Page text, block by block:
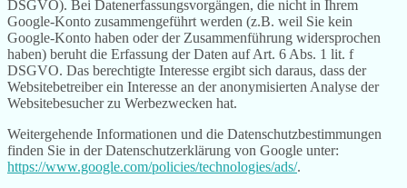
DSGVO). Bei Datenerfassungsvorgängen, die nicht in Ihrem
Google-Konto zusammengeführt werden (z.B. weil Sie kein
Google-Konto haben oder der Zusammenführung widersprochen
haben) beruht die Erfassung der Daten auf Art. 6 Abs. 1 lit. f
DSGVO. Das berechtigte Interesse ergibt sich daraus, dass der
Websitebetreiber ein Interesse an der anonymisierten Analyse der
Websitebesucher zu Werbezwecken hat.
Weitergehende Informationen und die Datenschutzbestimmungen
finden Sie in der Datenschutzerklärung von Google unter:
https://www.google.com/policies/technologies/ads/.